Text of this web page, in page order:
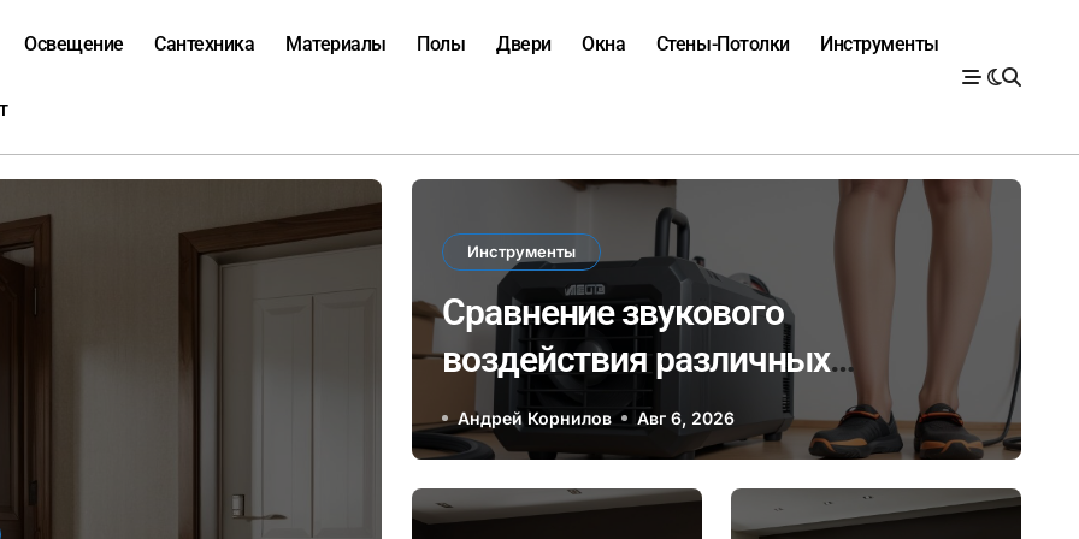
Освещение Сантехника Материалы Полы Двери Окна Стены-Потолки Инструменты
Двери
Инструменты
Сравнение звукового
воздействия различных
электроинструментов и его
влияние на здоровье при ремонте
в закрытых помещениях
Андрей Корнилов Авг 6, 2026